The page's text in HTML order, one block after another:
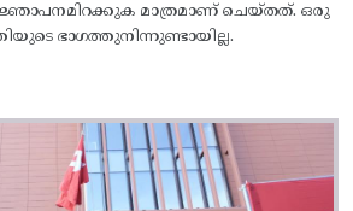
മാത്രമാണ് ചെയ്തത്. ഒരു
ഭാഗത്തുനിന്നുണ്ടായില്ല.